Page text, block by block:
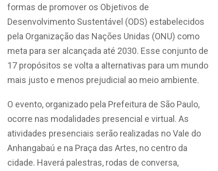
formas de promover os Objetivos de
Desenvolvimento Sustentável (ODS) estabelecidos
pela Organização das Nações Unidas (ONU) como
meta para ser alcançada até 2030. Esse conjunto de
17 propósitos se volta a alternativas para um mundo
mais justo e menos prejudicial ao meio ambiente.
O evento, organizado pela Prefeitura de São Paulo,
ocorre nas modalidades presencial e virtual. As
atividades presenciais serão realizadas no Vale do
Anhangabaú e na Praça das Artes, no centro da
cidade. Haverá palestras, rodas de conversa,